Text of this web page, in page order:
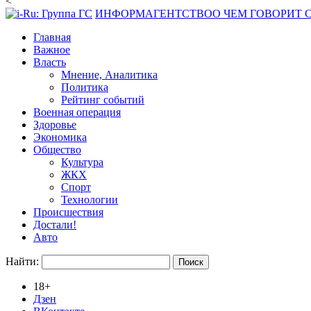
ИНФОРМАГЕНТСТВОО ЧЕМ ГОВОРИТ
Главная
Важное
Власть
Мнение, Аналитика
Политика
Рейтинг событий
Военная операция
Здоровье
Экономика
Общество
Культура
ЖКХ
Спорт
Технологии
Происшествия
Достали!
Авто
Найти:
18+
Дзен